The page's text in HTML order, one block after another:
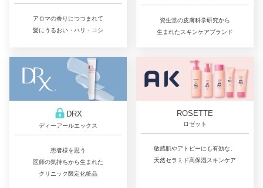
アロマの香りにつつまれて
髪にうるおい・ハリ・コシ
資生堂の皮膚科学研究から
生まれたスキンケアブランド
DRX
ディーアールエックス
患者様を思う
医師の気持ちから生まれた
クリニック限定化粧品
ROSETTE
ロゼット
敏感肌やアトピーにも有効な、
天然セラミド高保湿スキンケア